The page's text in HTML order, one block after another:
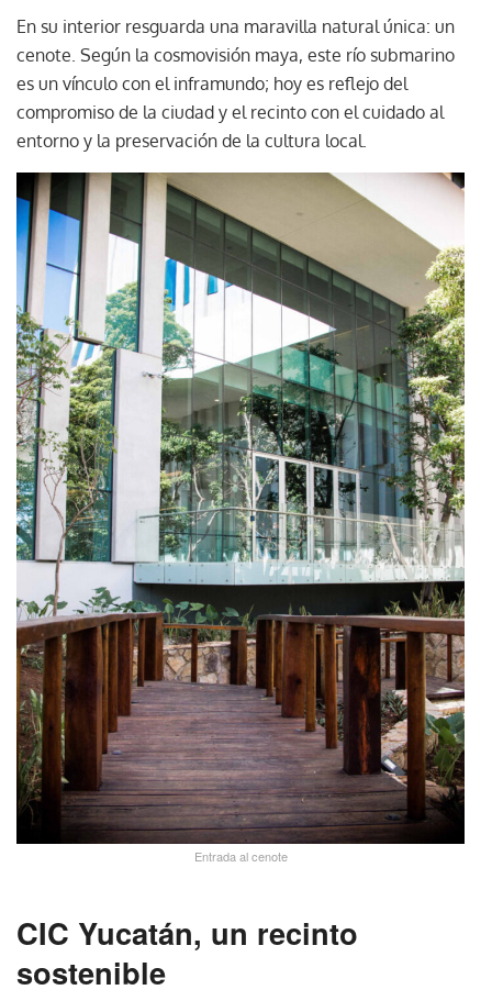
En su interior resguarda una maravilla natural única: un
cenote. Según la cosmovisión maya, este río submarino
es un vínculo con el inframundo; hoy es reflejo del
compromiso de la ciudad y el recinto con el cuidado al
entorno y la preservación de la cultura local.
Entrada al cenote
CIC Yucatán, un recinto
sostenible